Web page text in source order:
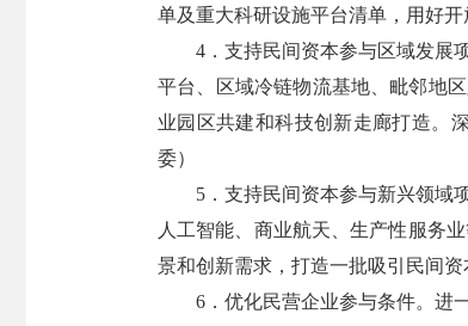
单及重大科研设施平台清单，用好
4．支持民间资本参与区域发展
平台、区域冷链物流基地、毗邻地
业园区共建和科技创新走廊打造。
委）
5．支持民间资本参与新兴领域
人工智能、商业航天、生产性服务
景和创新需求，打造一批吸引民间
6．优化民营企业参与条件。进